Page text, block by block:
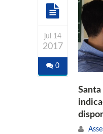
jul 14
2017
0
Santa